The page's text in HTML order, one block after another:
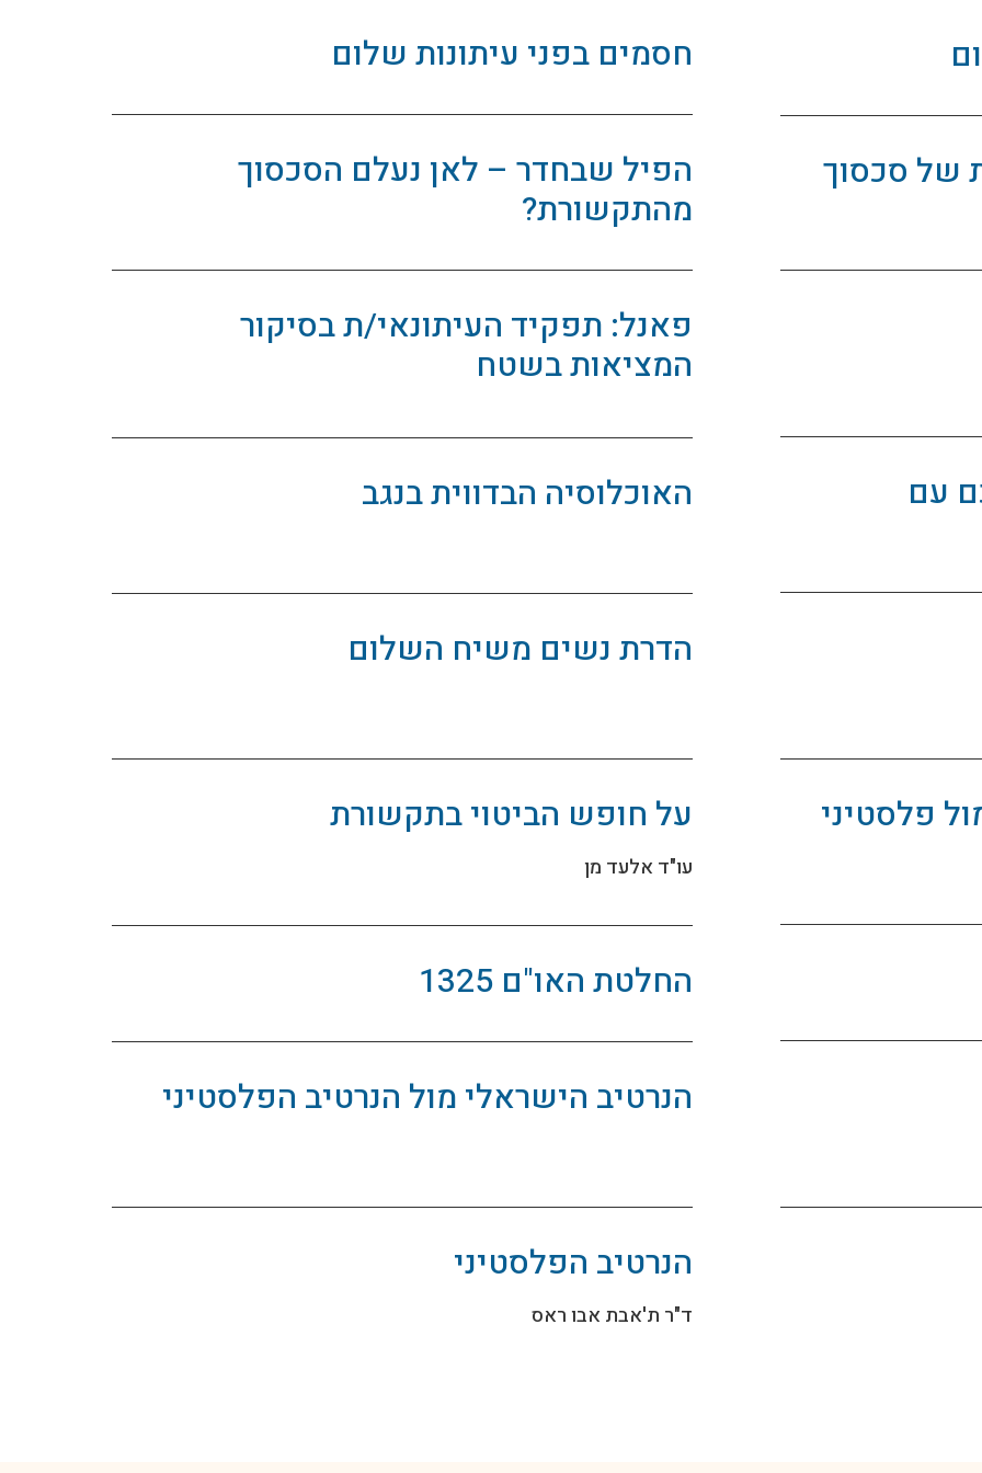
של סכסוך
עם
פלסטיני
חסמים בפני עיתונות שלום
הפיל שבחדר – לאן נעלם הסכסוך
מהתקשורת?
פאנל: תפקיד העיתונאי/ת בסיקור
המציאות בשטח
האוכלוסיה הבדווית בנגב
הדרת נשים משיח השלום
על חופש הביטוי בתקשורת
עו"ד אלעד מן
החלטת האו"ם 1325
הנרטיב הישראלי מול הנרטיב הפלסטיני
הנרטיב הפלסטיני
ד"ר ת'אבת אבו ראס